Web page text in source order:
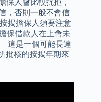
保人會比較抗拒，
，否則一般不會信
揭擔保人須要注意
保借款人在上會未
這是一個可能長達
批核的按揭年期來